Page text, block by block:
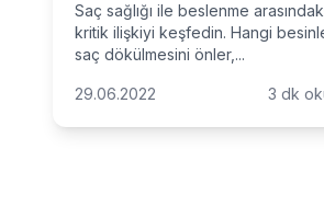
Saç sağlığı ile beslenme
kritik ilişkiyi keşfedin. Hangi
saç dökülmesini önler,...
29.06.2022 3 dk